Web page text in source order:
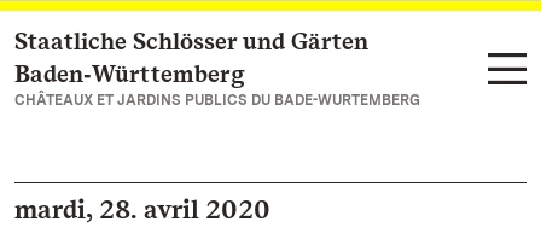
Vers la page d’accueil
Staatliche Schlösser und Gärten
Baden‑Württemberg
CHÂTEAUX ET JARDINS PUBLICS DU BADE-WURTEMBERG
mardi, 28. avril 2020